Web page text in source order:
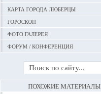
Карта города Люберцы
Гороскоп
Фото галерея
Форум / конференция
ПОХОЖИЕ МАТЕРИАЛЫ